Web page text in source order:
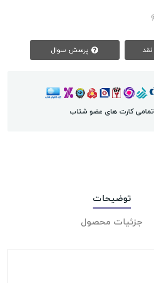
تمامی کارت های عضو شتاب
توضیحات
جزئیات محصول